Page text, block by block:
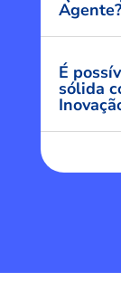
Agente?
É
sólida